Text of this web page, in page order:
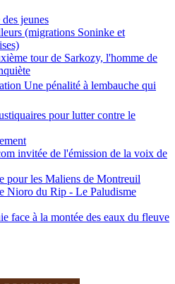
jeunes
(migrations Soninke et
tour de Sarkozy, l'homme de
Une pénalité à lembauche qui
pour lutter contre le
invitée de l'émission de la voix de
pour les Maliens de Montreuil
Nioro du Rip - Le Paludisme
face à la montée des eaux du fleuve